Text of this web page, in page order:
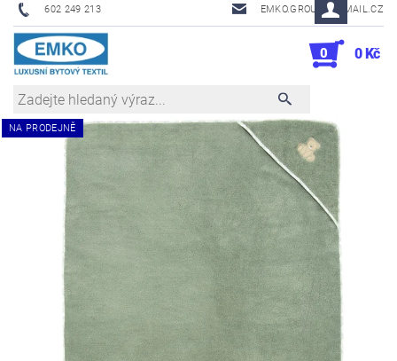
602 249 213 EMKO.GROUSL@EMAIL.CZ
0 0 Kč
NA PRODEJNĚ